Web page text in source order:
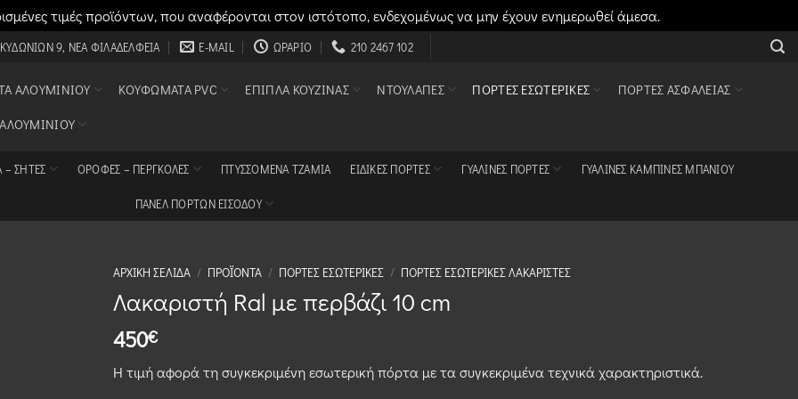
τιμές προϊόντων, που αναφέρονται στον ιστότοπο, ενδεχομένως να μην έχουν ενημερωθεί άμεσα.
9, ΝΈΑ ΦΙΛΑΔΈΛΦΕΙΑ E-MAIL ΩΡΆΡΙΟ 210 2467 102
ΑΛΟΥΜΙΝΊΟΥ ΚΟΥΦΏΜΑΤΑ PVC ΈΠΙΠΛΑ ΚΟΥΖΊΝΑΣ ΝΤΟΥΛΆΠΕΣ ΠΌΡΤΕΣ ΕΣΩΤΕΡΙΚΈΣ ΠΌΡΤΕΣ ΑΣΦΑΛΕΊΑΣ
– ΣΗΤΕΣ ΟΡΟΦΈΣ – ΠΈΡΓΚΟΛΕΣ ΠΤΥΣΣΌΜΕΝΑ ΤΖΆΜΙΑ ΕΙΔΙΚΈΣ ΠΌΡΤΕΣ ΓΥΆΛΙΝΕΣ ΠΌΡΤΕΣ ΓΥΆΛΙΝΕΣ ΚΑΜΠΊΝΕΣ ΜΠΆΝΙΟΥ
ΠΑΝΕΛ ΠΟΡΤΩΝ ΕΙΣΟΔΟΥ
ΑΡΧΙΚΉ ΣΕΛΊΔΑ / ΠΡΟΪΌΝΤΑ / ΠΌΡΤΕΣ ΕΣΩΤΕΡΙΚΈΣ / ΠΌΡΤΕΣ ΕΣΩΤΕΡΙΚΈΣ ΛΑΚΑΡΙΣΤΈΣ
Λακαριστή Ral με περβάζι 10 cm
450€
Η τιμή αφορά τη συγκεκριμένη εσωτερική πόρτα με τα συγκεκριμένα τεχνικά χαρακτηριστικά.